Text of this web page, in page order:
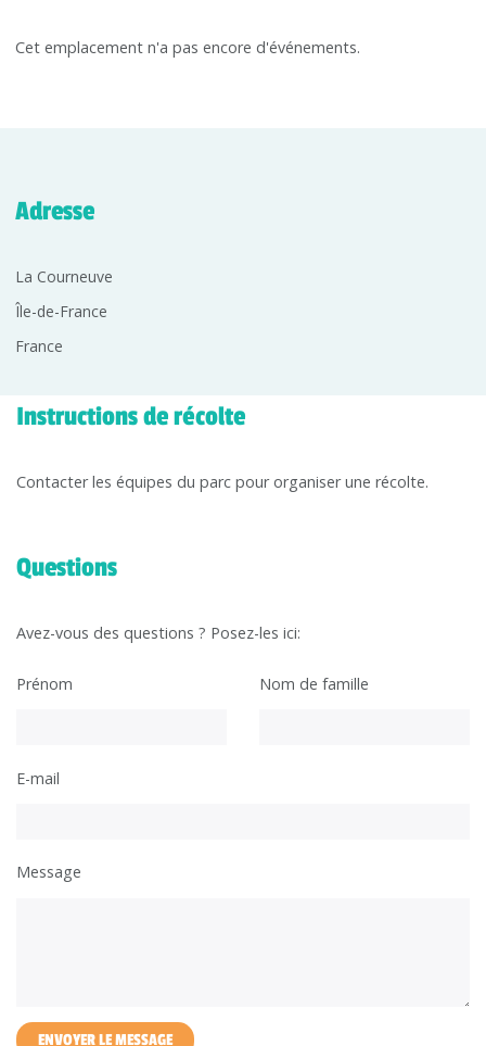
Cet emplacement n'a pas encore d'événements.
Adresse
La Courneuve
Île-de-France
France
Instructions de récolte
Contacter les équipes du parc pour organiser une récolte.
Questions
Avez-vous des questions ? Posez-les ici:
Prénom Nom de famille
E-mail
Message
ENVOYER LE MESSAGE